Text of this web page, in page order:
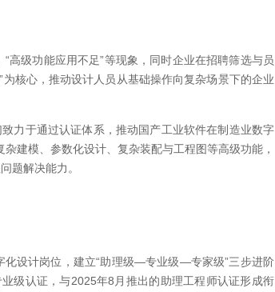
高级功能应用不足”等现象，同时企业在招聘筛选与员
核心，推动设计人员从基础操作向复杂场景下的企业
致力于通过认证体系，推动国产工业软件在制造业数字
建模、参数化设计、复杂装配与工程图等高级功能，
题解决能力。
设计岗位，建立“助理级—专业级—专家级”三步进阶
级认证，与2025年8月推出的助理工程师认证形成衔